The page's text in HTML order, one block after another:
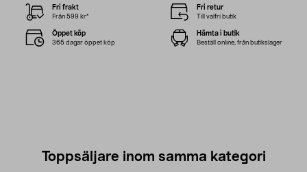
Fri frakt
Från 599 kr*
Fri retur
Till valfri butik
Öppet köp
365 dagar öppet köp
Hämta i butik
Beställ online, från butikslager
Toppsäljare inom samma kategori